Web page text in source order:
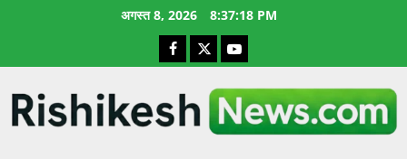
अगस्त 8, 2026 8:37:19 PM
Facebook
X YouTube